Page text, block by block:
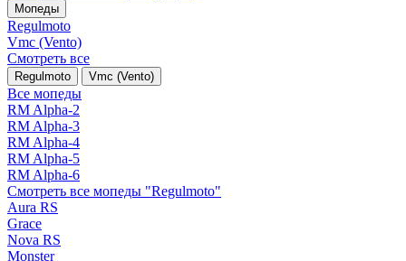
Мопеды
Regulmoto
Vmc (Vento)
Смотреть все
Regulmoto Vmc (Vento)
Все мопеды
RM Alpha-2
RM Alpha-3
RM Alpha-4
RM Alpha-5
RM Alpha-6
Смотреть все мопеды "Regulmoto"
Aura RS
Grace
Nova RS
Monster